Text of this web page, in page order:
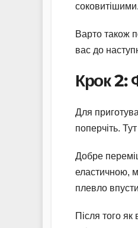
соковитішими.
Варто також
вас до
Крок 2:
Для
поперчіть.
Добре
еластичною,
плевло
Після того